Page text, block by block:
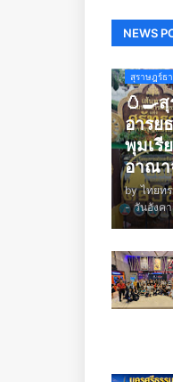
NEWS
สุราษฎร์ธ
🥚🍳
อารย
พุมเรี
อาณา
by ไทยทร
- วันอังค